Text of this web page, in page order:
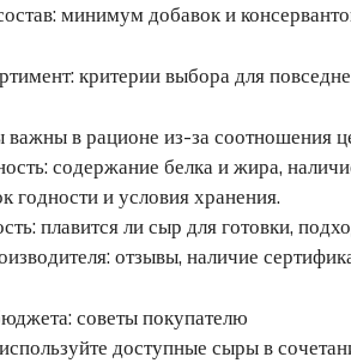
минимум добавок и
критерии выбора для
в рационе из-за соотношения
содержание белка и жира,
годности и условия хранения.
плавится ли сыр для готовки,
отзывы, наличие
советы покупателю
доступные сыры в